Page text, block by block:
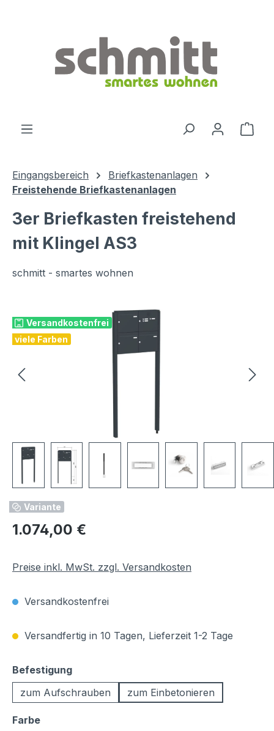
Eingangsbereich
Briefkastenanlagen
Freistehende Briefkastenanlagen
3er Briefkasten freistehend
mit Klingel AS3
schmitt - smartes wohnen
Versandkostenfrei
viele Farben
Variante
Regulärer Preis:
1.074,00 €
Preise inkl. MwSt. zzgl. Versandkosten
Versandkostenfrei
Versandfertig in 10 Tagen, Lieferzeit 1-2 Tage
Befestigungauswählen
zum Aufschrauben
zum Einbetonieren
Farbeauswählen